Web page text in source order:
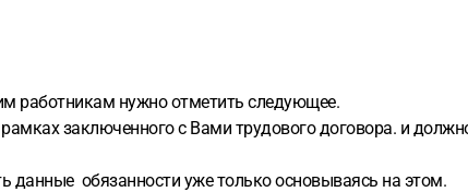
работникам нужно отметить следующее.
заключенного с Вами трудового договора. и
обязанности уже только основываясь на этом.